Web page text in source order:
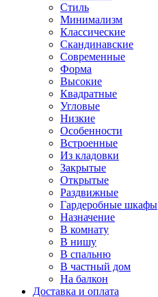
Стиль
Минимализм
Классические
Скандинавские
Современные
Форма
Высокие
Квадратные
Угловые
Низкие
Особенности
Встроенные
Из кладовки
Закрытые
Открытые
Раздвижные
Гардеробные шкафы
Назначение
В комнату
В нишу
В спальню
В частный дом
На балкон
Доставка и оплата